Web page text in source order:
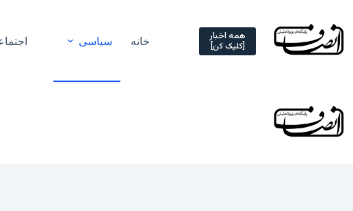
content
همه اخبار
[کلیک کن] خانه سیاسی